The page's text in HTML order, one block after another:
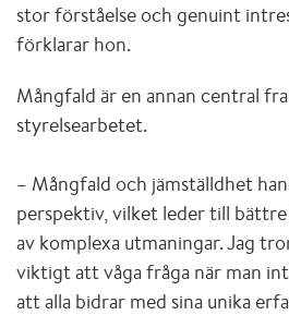
stor förståelse och genuint
förklarar hon.
Mångfald är en annan central
styrelsearbetet.
– Mångfald och jämställdhet
perspektiv, vilket leder till
av komplexa utmaningar. Jag
viktigt att våga fråga när man
att alla bidrar med sina unika